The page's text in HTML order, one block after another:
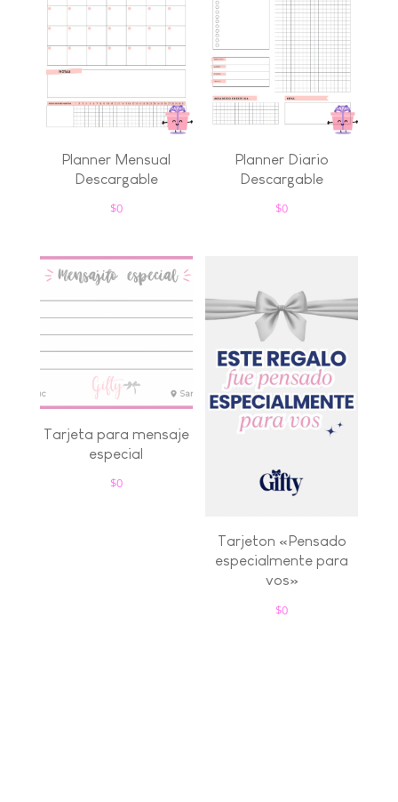
Planner Mensual
Descargable
$0
Planner Diario
Descargable
$0
Tarjeta para mensaje
especial
$0
Tarjeton «Pensado
especialmente para
vos»
$0